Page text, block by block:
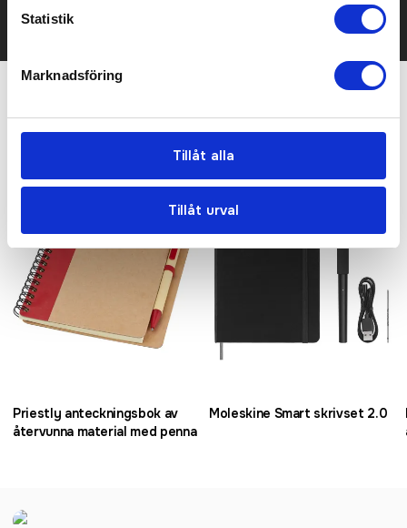
Statistik
Marknadsföring
Tillåt alla
Tillåt urval
Relaterade produkter
Priestly anteckningsbok av
återvunna material med penna
Moleskine Smart skrivset 2.0